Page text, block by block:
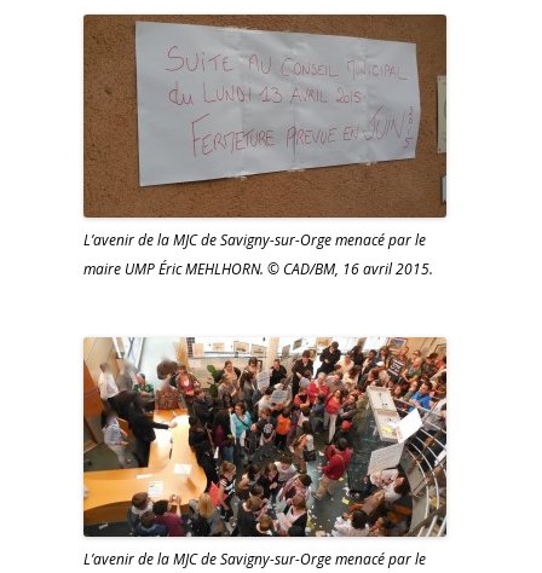
L’avenir de la MJC de Savigny-sur-Orge menacé par le
maire UMP Éric MEHLHORN. © CAD/BM, 16 avril 2015.
L’avenir de la MJC de Savigny-sur-Orge menacé par le